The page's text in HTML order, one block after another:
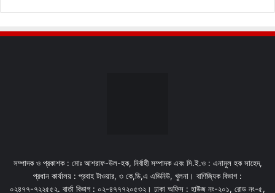
সম্পাদক ও প্রকাশক : মোঃ আশরাফ-উল-হক, নির্বাহী সম্পাদক এবং সি.ই.ও : এনামুল হক সাহেদ,
প্রধান কার্যালয় : প্রবাহ টাওয়ার, ৩ কে,ডি,এ এভিনিউ, খুলনা। বাণিজ্যিক বিভাগ :
০২৪৭৭-৭২২৫৫২. বার্তা বিভাগ : ০২-৪৭৭৭২০৫৩২। ঢাকা অফিস : হাউজ নং-২০১, রোড নং-৫,